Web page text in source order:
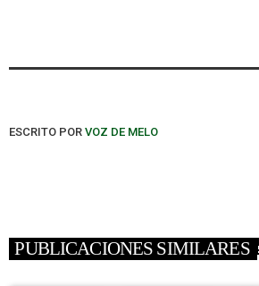
ESCRITO POR VOZ DE MELO
PUBLICACIONES SIMILARES